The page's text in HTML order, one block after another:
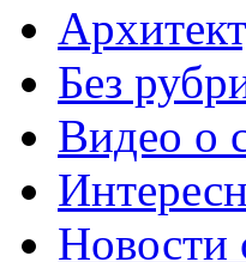
Без
Видео о
Новости